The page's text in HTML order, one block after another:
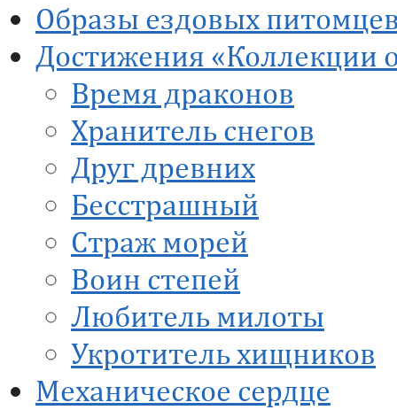
Образы ездовых
Достижения «Коллекции
Время драконов
Хранитель снегов
Друг древних
Бесстрашный
Страж морей
Воин степей
Любитель милоты
Укротитель хищников
Механическое сердце